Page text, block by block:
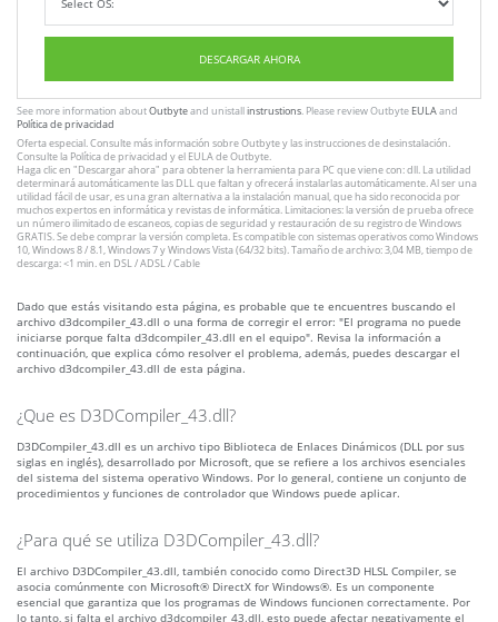
DESCARGAR AHORA
See more information aboutOutbyteand unistallinstrustions. Please review Outbyte EULAand
Política de privacidad
Oferta especial. Consulte más información sobreOutbytey las instruccionesde desinstalación.
Consultela Política de privacidad y el EULAde Outbyte.
Haga clic en "Descargar ahora" para obtener la herramienta para PC que viene con: dll. La utilidad
determinará automáticamente las DLL que faltan y ofrecerá instalarlas automáticamente. Al ser una
utilidad fácil de usar, es una gran alternativa a la instalación manual, que ha sido reconocida por
muchos expertos en informática y revistas de informática. Limitaciones: la versión de prueba ofrece
un número ilimitado de escaneos, copias de seguridad y restauración de su registro de Windows
GRATIS. Se debe comprar la versión completa. Es compatible con sistemas operativos como Windows
10, Windows 8 / 8.1, Windows 7 y Windows Vista (64/32 bits). Tamaño de archivo: 3,04 MB, tiempo de
descarga: <1 min. en DSL / ADSL / Cable
Dado que estás visitando esta página, es probable que te encuentres buscando el
archivo d3dcompiler_43.dll o una forma de corregir el error: "El programa no puede
iniciarse porque falta d3dcompiler_43.dll en el equipo". Revisa la información a
continuación, que explica cómo resolver el problema, además, puedes descargar el
archivo d3dcompiler_43.dll de esta página.
¿Que es D3DCompiler_43.dll?
D3DCompiler_43.dll es un archivo tipo Biblioteca de Enlaces Dinámicos (DLL por sus
siglas en inglés), desarrollado por Microsoft, que se refiere a los archivos esenciales
del sistema del sistema operativo Windows. Por lo general, contiene un conjunto de
procedimientos y funciones de controlador que Windows puede aplicar.
¿Para qué se utiliza D3DCompiler_43.dll?
El archivo D3DCompiler_43.dll, también conocido como Direct3D HLSL Compiler, se
asocia comúnmente con Microsoft® DirectX for Windows®. Es un componente
esencial que garantiza que los programas de Windows funcionen correctamente. Por
lo tanto, si falta el archivo d3dcompiler_43.dll, esto puede afectar negativamente el